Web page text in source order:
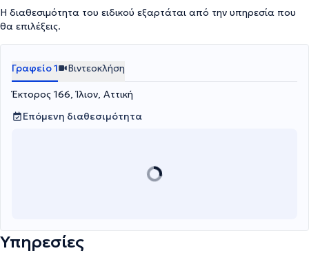
Η διαθεσιμότητα του ειδικού εξαρτάται από την υπηρεσία που
θα επιλέξεις.
Γραφείο 1 Βιντεοκλήση
Έκτορος 166, Ίλιον, Αττική
Επόμενη διαθεσιμότητα
Υπηρεσίες